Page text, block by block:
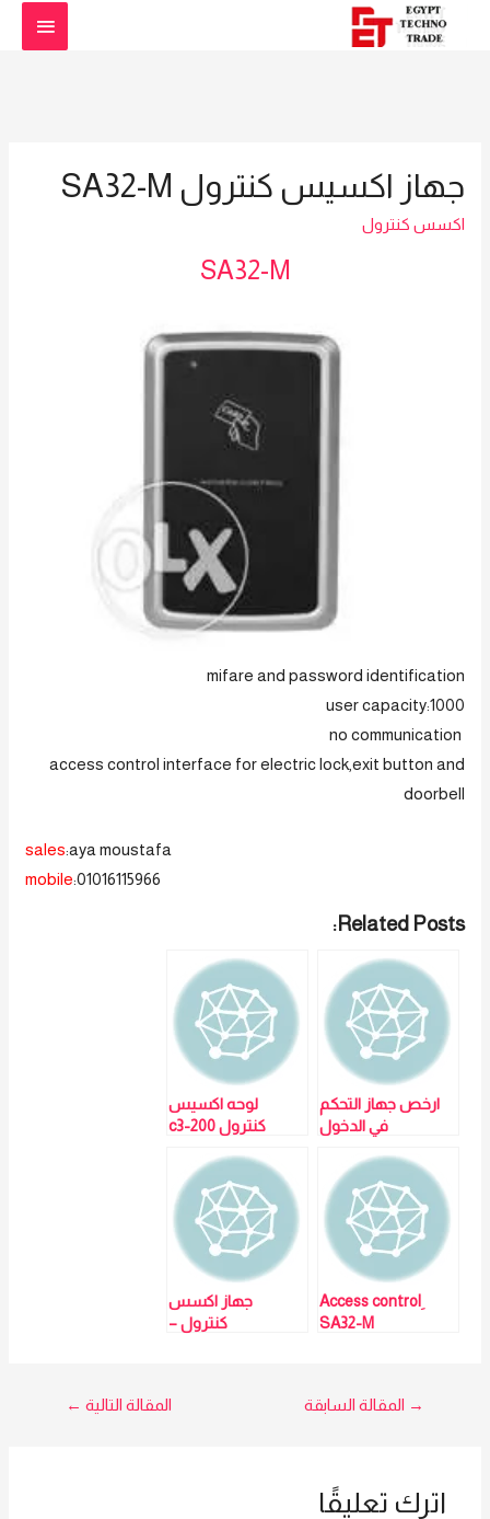
جهاز اكسيس كنترول SA32-M
اكسس كنترول
SA32-M
mifare and password identification
user capacity:1000
access control interface for electric lock,exit button and
doorbell
sales:aya moustafa
mobile:01016115966
Related Posts:
ارخص جهاز التحكم
في الدخول
لوحه اكسيس
كنترول c3-200
ِAccess control
SA32-M
جهاز اكسس
كنترول –
تصفّح
→ المقالة السابقة المقالة التالية ←
اترك تعليقًا